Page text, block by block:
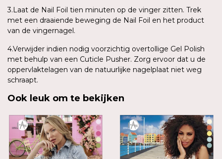
3.Laat de Nail Foil tien minuten op de vinger zitten. Trek
met een draaiende beweging de Nail Foil en het product
van de vingernagel.
4.Verwijder indien nodig voorzichtig overtollige Gel Polish
met behulp van een Cuticle Pusher. Zorg ervoor dat u de
oppervlaktelagen van de natuurlijke nagelplaat niet weg
schraapt.
Ook leuk om te bekijken